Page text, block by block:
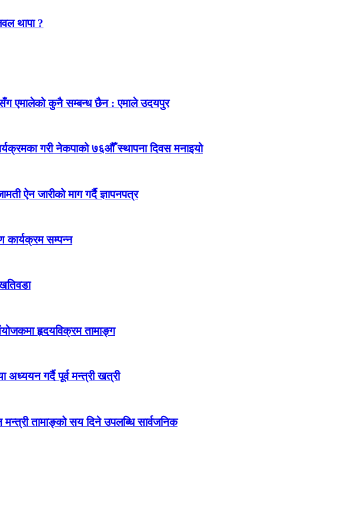
थापा ?
एमालेको कुनै सम्बन्ध छैन : एमाले उदयपुर
गरी नेकपाको ७६औँ स्थापना दिवस मनाइयो
ऐन जारीको माग गर्दै ज्ञापनपत्र
कार्यक्रम सम्पन्न
हृदयविक्रम तामाङ्ग
अध्ययन गर्दै पूर्व मन्त्री खत्री
तामाङ्को सय दिने उपलब्धि सार्वजनिक